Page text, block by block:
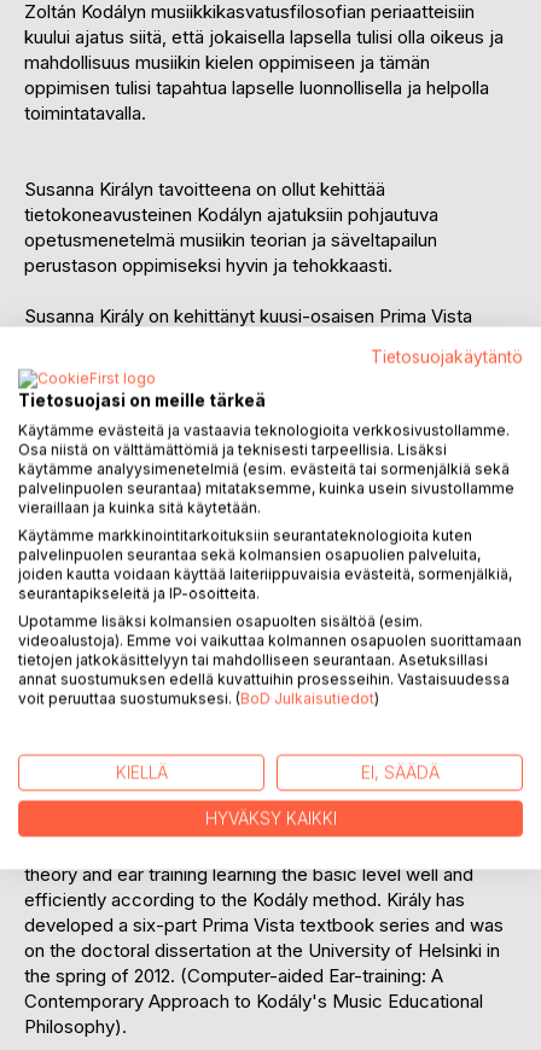
Zoltán Kodályn musiikkikasvatusfilosofian periaatteisiin
kuului ajatus siitä, että jokaisella lapsella tulisi olla oikeus ja
mahdollisuus musiikin kielen oppimiseen ja tämän
oppimisen tulisi tapahtua lapselle luonnollisella ja helpolla
toimintatavalla.
Susanna Királyn tavoitteena on ollut kehittää
tietokoneavusteinen Kodályn ajatuksiin pohjautuva
opetusmenetelmä musiikin teorian ja säveltapailun
perustason oppimiseksi hyvin ja tehokkaasti.
Susanna Király on kehittänyt kuusi-osaisen Prima Vista
yliopistossa keväällä 2012. (Computer-aided Ear-training: A
Contemporary Approach to Kodály’s Music Educational
Philosophy).
’Valmennus 1a’ kirja on Prima Vista sarjan valmentava
materiaali ja se sisältää 35 säveltapailun tehtäväosiota.
Tehtävät ovat suomalaiset ja unkarilaiset lastenlaulut ja
sopivat aloittelijoille, jotka haluavat oppia lukemaan ja
kirjoittamaan nuotteja. Kirjan alussa ovat tehtäväsivut ja
toisessa osassa ovat vastaussivut. Siksi kirja sopii hyvin
sekä luokkaopetukseen että omatoimiseen opiskeluun.
Jokaisen lastenlaulun kuuluu leikki tai peli.
Zoltán Kodály philosophy of music education principles
should take place a child in a natural and easy way of
working.
theory and ear training learning the basic level well and
efficiently according to the Kodály method. Király has
developed a six-part Prima Vista textbook series and was
on the doctoral dissertation at the University of Helsinki in
the spring of 2012. (Computer-aided Ear-training: A
Contemporary Approach to Kodály's Music Educational
Philosophy).
Tietosuojakäytäntö
Tietosuojasi on meille tärkeä
Käytämme evästeitä ja vastaavia teknologioita verkkosivustollamme.
Osa niistä on välttämättömiä ja teknisesti tarpeellisia. Lisäksi
käytämme analyysimenetelmiä (esim. evästeitä tai sormenjälkiä sekä
palvelinpuolen seurantaa) mitataksemme, kuinka usein sivustollamme
vieraillaan ja kuinka sitä käytetään.
Käytämme markkinointitarkoituksiin seurantateknologioita kuten
palvelinpuolen seurantaa sekä kolmansien osapuolien palveluita,
joiden kautta voidaan käyttää laiteriippuvaisia evästeitä, sormenjälkiä,
seurantapikseleitä ja IP-osoitteita.
Upotamme lisäksi kolmansien osapuolten sisältöä (esim.
videoalustoja). Emme voi vaikuttaa kolmannen osapuolen suorittamaan
tietojen jatkokäsittelyyn tai mahdolliseen seurantaan. Asetuksillasi
annat suostumuksen edellä kuvattuihin prosesseihin. Vastaisuudessa
voit peruuttaa suostumuksesi. (BoD Julkaisutiedot)
KIELLÄ EI, SÄÄDÄ
HYVÄKSY KAIKKI